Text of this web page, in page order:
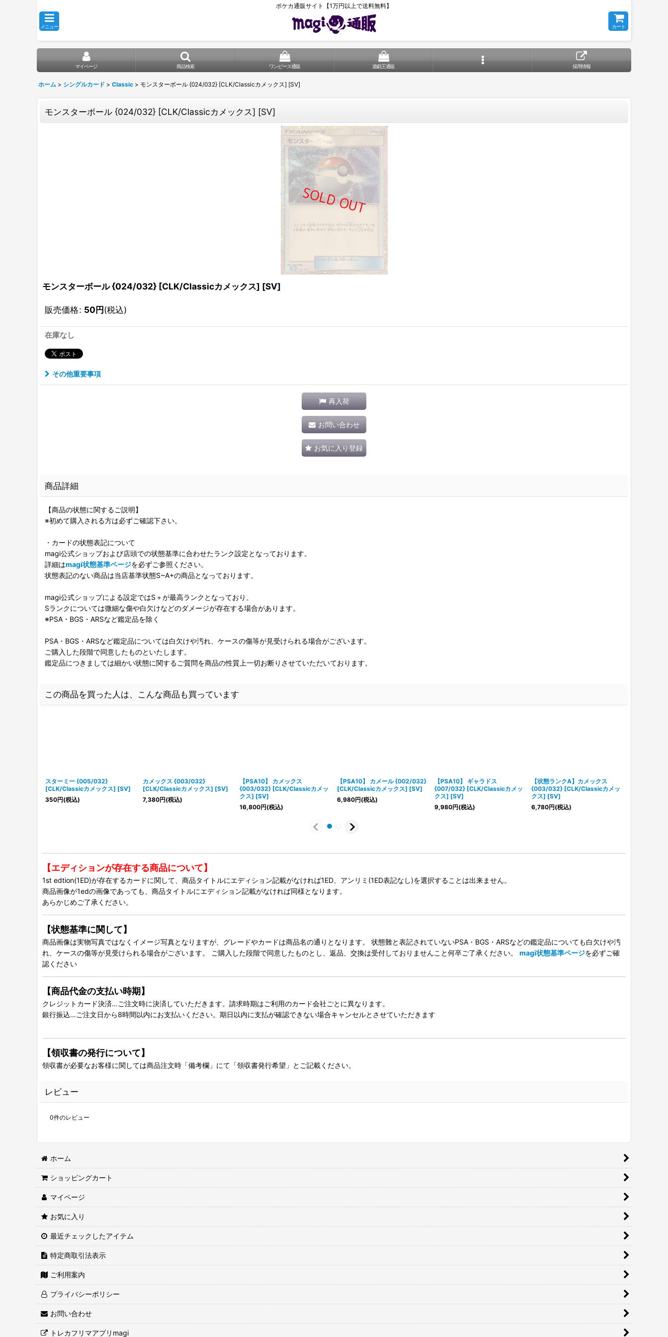
ポケカ通販サイト【1万円以上で送料無料】
メニュー カート
マイページ 商品検索 ワンピース通販 遊戯王通販 採用情報
ホーム > シングルカード > Classic > モンスターボール {024/032} [CLK/Classicカメックス] [SV]
モンスターボール {024/032} [CLK/Classicカメックス] [SV]
モンスターボール {024/032} [CLK/Classicカメックス] [SV]
販売価格: 50円(税込)
在庫なし
その他重要事項
再入荷
お問い合わせ
お気に入り登録
商品詳細
【商品の状態に関するご説明】
※初めて購入される方は必ずご確認下さい。
・カードの状態表記について
magi公式ショップおよび店頭での状態基準に合わせたランク設定となっております。
詳細はmagi状態基準ページを必ずご参照ください。
状態表記のない商品は当店基準状態S~A+の商品となっております。
magi公式ショップによる設定ではS＋が最高ランクとなっており、
Sランクについては微細な傷や白欠けなどのダメージが存在する場合があります。
※PSA・BGS・ARSなど鑑定品を除く
PSA・BGS・ARSなど鑑定品については白欠けや汚れ、ケースの傷等が見受けられる場合がございます。
ご購入した段階で同意したものといたします。
鑑定品につきましては細かい状態に関するご質問を商品の性質上一切お断りさせていただいております。
この商品を買った人は、こんな商品も買っています
スターミー {005/032}
[CLK/Classicカメックス] [SV]
350円(税込)
カメックス {003/032}
[CLK/Classicカメックス] [SV]
7,380円(税込)
【PSA10】 カメックス
{003/032} [CLK/Classicカメッ
クス] [SV]
16,800円(税込)
【PSA10】 カメール {002/032}
[CLK/Classicカメックス] [SV]
6,980円(税込)
【PSA10】 ギャラドス
{007/032} [CLK/Classicカメッ
クス] [SV]
9,980円(税込)
【状態ランクA】カメックス
{003/032} [CLK/Classicカメッ
クス] [SV]
6,780円(税込)
【エディションが存在する商品について】
1st edtion(1ED)が存在するカードに関して、商品タイトルにエディション記載がなければ1ED、アンリミ(1ED表記なし)を選択することは出来ません。
商品画像が1edの画像であっても、商品タイトルにエディション記載がなければ同様となります。
あらかじめご了承ください。
【状態基準に関して】
商品画像は実物写真ではなくイメージ写真となりますが、グレードやカードは商品名の通りとなります。 状態難と表記されていないPSA・BGS・ARSなどの鑑定品についても白欠けや汚
れ、ケースの傷等が見受けられる場合がございます。 ご購入した段階で同意したものとし、返品、交換は受付しておりませんこと何卒ご了承ください。 magi状態基準ページを必ずご確
認ください
【商品代金の支払い時期】
クレジットカード決済…ご注文時に決済していただきます。請求時期はご利用のカード会社ごとに異なります。
銀行振込…ご注文日から8時間以内にお支払いください。期日以内に支払が確認できない場合キャンセルとさせていただきます
【領収書の発行について】
領収書が必要なお客様に関しては商品注文時「備考欄」にて「領収書発行希望」とご記載ください。
レビュー
0件のレビュー
ホーム
ショッピングカート
マイページ
お気に入り
最近チェックしたアイテム
特定商取引法表示
ご利用案内
プライバシーポリシー
お問い合わせ
トレカフリマアプリmagi